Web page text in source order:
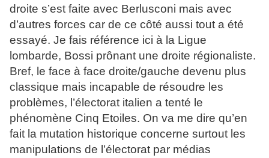
droite s’est faite avec Berlusconi mais avec
d’autres forces car de ce côté aussi tout a été
essayé. Je fais référence ici à la Ligue
lombarde, Bossi prônant une droite régionaliste.
Bref, le face à face droite/gauche devenu plus
classique mais incapable de résoudre les
problèmes, l’électorat italien a tenté le
phénomène Cinq Etoiles. On va me dire qu’en
fait la mutation historique concerne surtout les
manipulations de l’électorat par médias